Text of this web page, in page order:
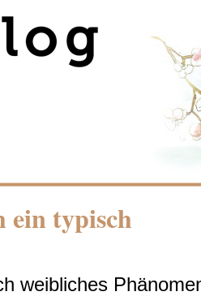
ein typisch
weibliches